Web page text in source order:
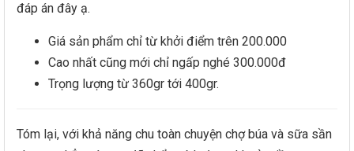
đáp án đây ạ.
Giá sản phẩm chỉ từ khởi điểm trên 200.000
Cao nhất cũng mới chỉ ngấp nghé 300.000đ
Trọng lượng từ 360gr tới 400gr.
Tóm lại, với khả năng chu toàn chuyện chợ búa và sữa sần